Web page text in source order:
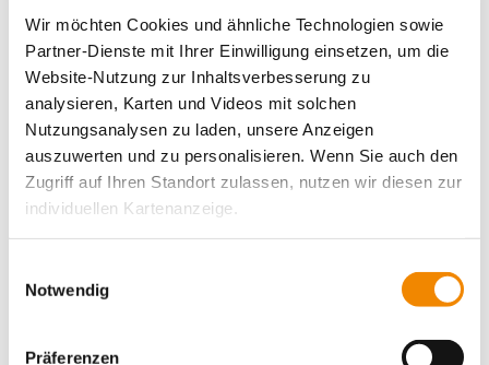
Wir möchten Cookies und ähnliche Technologien sowie
Partner-Dienste mit Ihrer Einwilligung einsetzen, um die
Website-Nutzung zur Inhaltsverbesserung zu
analysieren, Karten und Videos mit solchen
Nutzungsanalysen zu laden, unsere Anzeigen
auszuwerten und zu personalisieren. Wenn Sie auch den
Zugriff auf Ihren Standort zulassen, nutzen wir diesen zur
individuellen Kartenanzeige.
unsere Partner Daten wie Ihre IP-Adresse und
verarbeiten diese zusammen mit Daten von anderen
Websites. Die Partner erkennen mitunter auch, wenn Sie
Notwendig
Präferenzen
Kontaktdaten unseres Presseteams
Dirk Altbürger
Pressesprecher
Telefon:+49 69 94545-107
E-Mail schreiben
Matthias Schwerdtfeger